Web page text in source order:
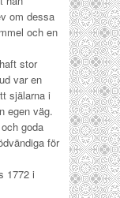
om dessa
och en
stor
var en
själarna i
egen väg.
goda
för
1772 i